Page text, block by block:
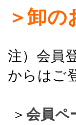
＞卸
注）会員
からはご
＞ 会員ペ